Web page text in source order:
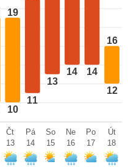
19
10
11
13
14 14
16
12
Čt
13
Pá
14
So
15
Ne
16
Po
17
Út
18